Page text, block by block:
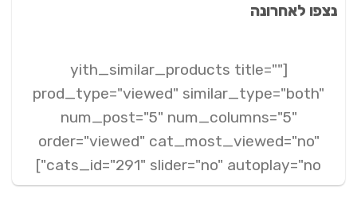
נצפו לאחרונה
[yith_similar_products title=""
prod_type="viewed" similar_type="both"
num_post="5" num_columns="5"
order="viewed" cat_most_viewed="no"
cats_id="291" slider="no" autoplay="no"]